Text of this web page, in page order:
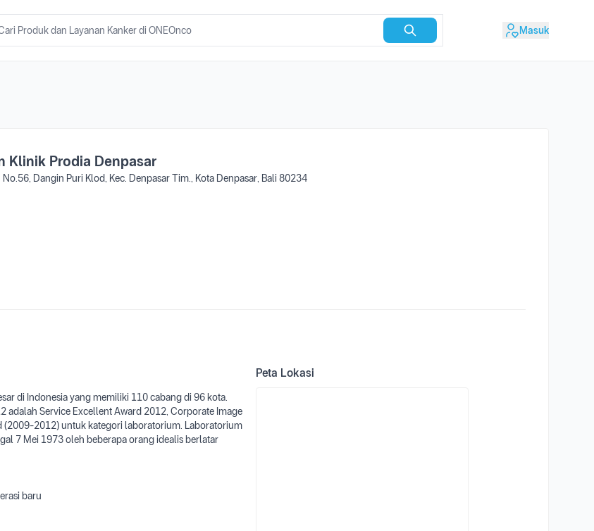
Masuk
Klinik Prodia Denpasar
Dangin Puri Klod, Kec. Denpasar Tim., Kota Denpasar, Bali 80234
di Indonesia yang memiliki 110 cabang di 96 kota.
adalah Service Excellent Award 2012, Corporate Image
(2009-2012) untuk kategori laboratorium. Laboratorium
7 Mei 1973 oleh beberapa orang idealis berlatar
baru
Peta Lokasi